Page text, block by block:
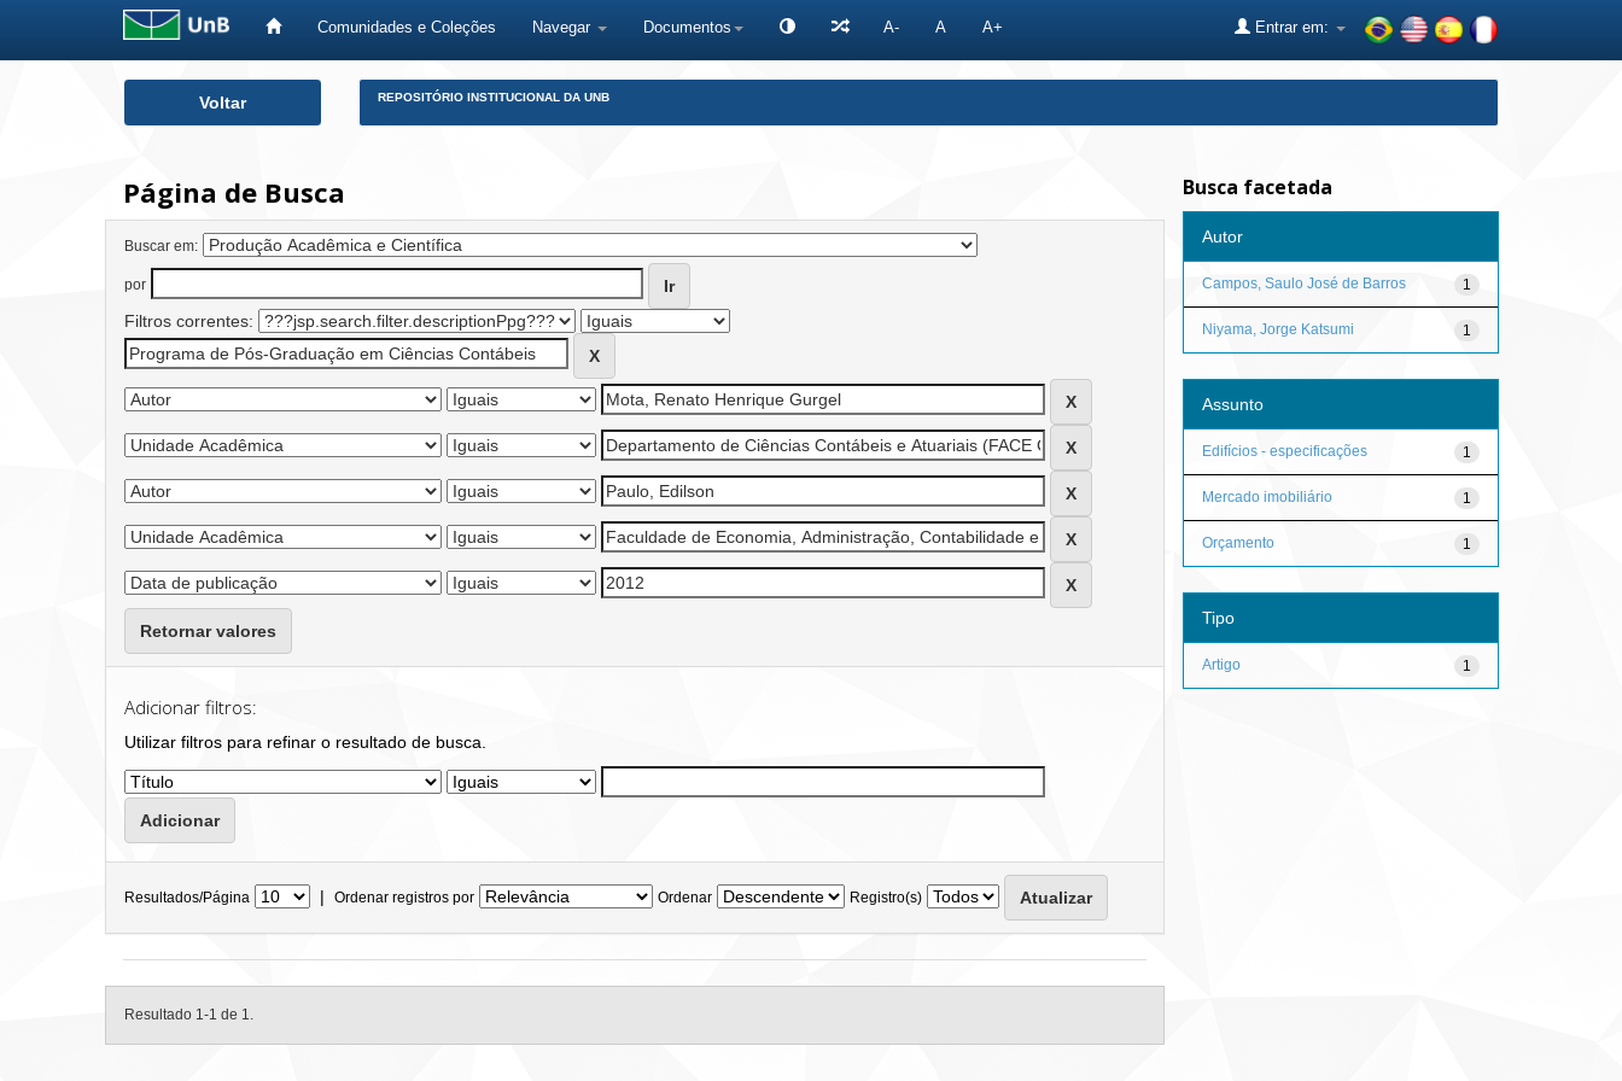
Comunidades e Coleções Navegar Documentos A- A A+ Entrar em:
Voltar REPOSITÓRIO INSTITUCIONAL DA UNB
Página de Busca
Buscar em:
por
Filtros correntes:
Retornar valores
Adicionar filtros:
Utilizar filtros para refinar o resultado de busca.
Resultados/Página | Ordenar registros por Ordenar Registro(s)
Resultado 1-1 de 1.
Busca facetada
Autor
1
Campos, Saulo José de Barros
1
Niyama, Jorge Katsumi
Assunto
1
Edifícios - especificações
1
Mercado imobiliário
1
Orçamento
Tipo
1
Artigo